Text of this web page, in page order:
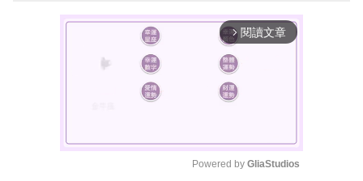
arrow_forward_ios 閱讀文章
Powered by GliaStudios